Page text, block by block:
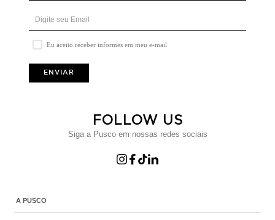
Eu aceito receber informes em meu e-mail
ENVIAR
FOLLOW US
Siga a Pusco em nossas redes sociais
A PUSCO